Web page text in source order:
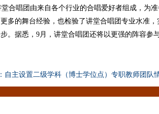
合唱团由来自各个行业的合唱爱好者组成，为
多的舞台经验，也检验了讲堂合唱团专业水准
。据悉，9月，讲堂合唱团还将以更强的阵容
自主设置二级学科（博士学位点）专职教师团队